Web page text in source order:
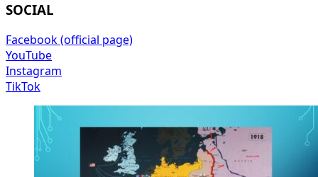
SOCIAL
Facebook (official page)
YouTube
Instagram
TikTok